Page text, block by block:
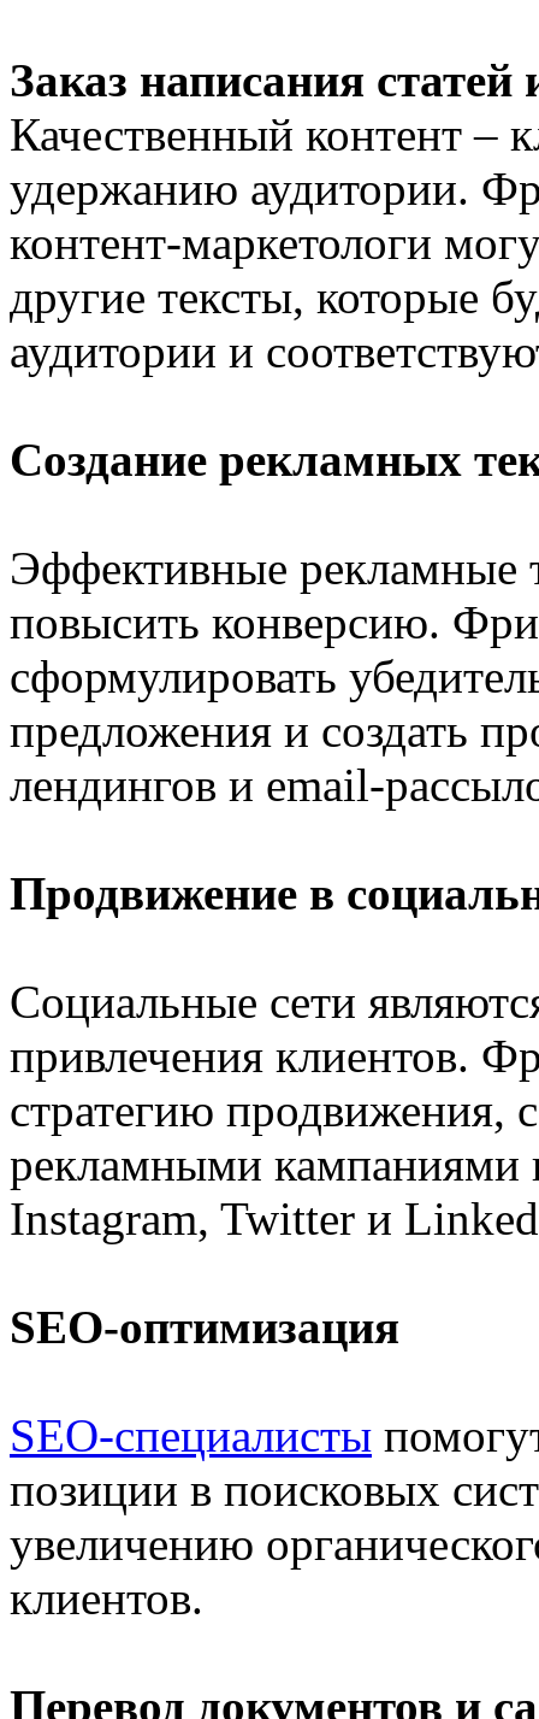
Заказ написания статей
Качественный контент –
удержанию аудитории.
контент-маркетологи
другие тексты, которые
аудитории и
Создание рекламных
Эффективные рекламные
повысить конверсию.
сформулировать
предложения и создать
лендингов и email-
Продвижение в
Социальные сети
привлечения клиентов.
стратегию продвижения,
рекламными кампаниями
Instagram, Twitter и
SEO-оптимизация
SEO-специалисты
позиции в поисковых
увеличению
клиентов.
Перевод документов и